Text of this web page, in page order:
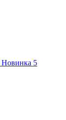
Новинка 5